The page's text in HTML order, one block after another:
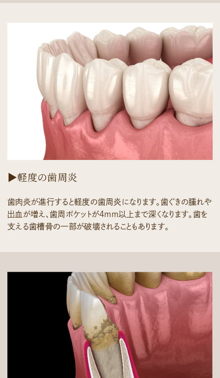
▶軽度の歯周炎
歯肉炎が進行すると軽度の歯周炎になります。歯ぐきの腫れや
出血が増え、歯周ポケットが4mm以上まで深くなります。歯を
支える歯槽骨の一部が破壊されることもあります。